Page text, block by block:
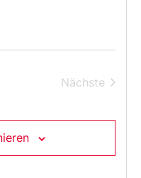
Nächste